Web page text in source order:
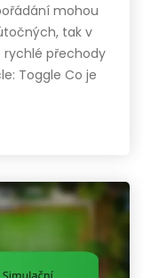
mohou
tak v
rychlé přechody
Toggle Co je